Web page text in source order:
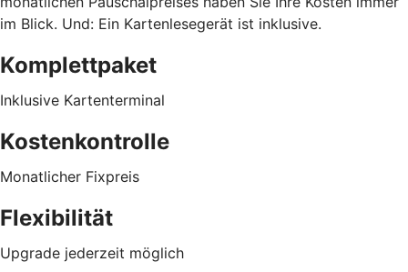
im Blick. Und: Ein Kartenlesegerät ist inklusive.
Komplettpaket
Inklusive Kartenterminal
Kostenkontrolle
Monatlicher Fixpreis
Flexibilität
Upgrade jederzeit möglich